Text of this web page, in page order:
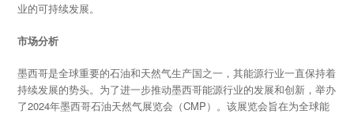
业的可持续发展。
市场分析
墨西哥是全球重要的石油和天然气生产国之一，其能源行业一直保持着
持续发展的势头。为了进一步推动墨西哥能源行业的发展和创新，举办
了2024年墨西哥石油天然气展览会（CMP）。该展览会旨在为全球能